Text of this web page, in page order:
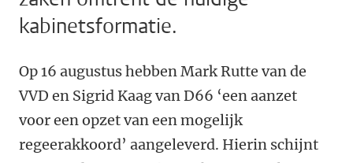
kabinetsformatie.
Op 16 augustus hebben Mark Rutte van de
VVD en Sigrid Kaag van D66 ‘een aanzet
voor een opzet van een mogelijk
regeerakkoord’ aangeleverd. Hierin schijnt